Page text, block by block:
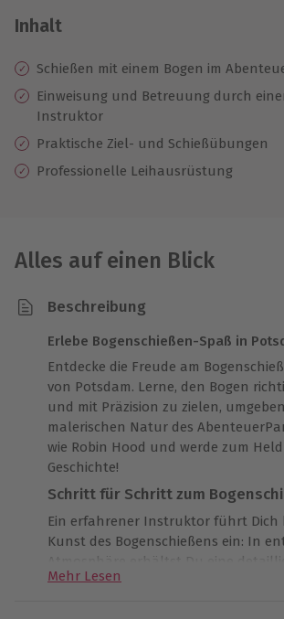
3 Jahre gültig & verlängerbar.
Inhalt
Schießen mit einem Bogen im
Einweisung und ​​Betreuung durch
Instruktor
Praktische Ziel- und Schießübungen
Professionelle Leihausrüstung
Alles auf einen Blick
Beschreibung
Erlebe Bogenschießen-Spaß in
Entdecke die Freude am
von Potsdam. Lerne, den Bogen
und mit Präzision zu zielen,
malerischen Natur des
wie Robin Hood und werde zum
Geschichte!
Schritt für Schritt zum
Ein erfahrener Instruktor führt Dich
Kunst des Bogenschießens ein: In
Atmosphäre erhältst Du eine
und kannst Dich mit praktischen
Mehr Lesen